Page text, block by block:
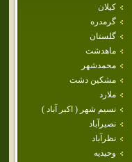
كيلان
گرمدره
گلستان
ماهدشت
محمدشهر
مشكين دشت
ملارد
نسيم شهر ( اكبر آباد )
نصيرآباد
نظرآباد
وحيديه